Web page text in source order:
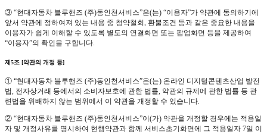
③ “현대자동차 블루핸즈 (주)동인천서비스”은(는) “이용자”가 약관에 동의하기에
앞서 약관에 정하여져 있는 내용 중 청약철회, 환불조건 등과 같은 중요한 내용을
이용자가 쉽게 이해할 수 있도록 별도의 연결화면 또는 팝업화면 등을 제공하여
“이용자”의 확인을 구합니다.
제5조 [약관의 개정 등]
① “현대자동차 블루핸즈 (주)동인천서비스”은(는) 온라인 디지털콘텐츠산업 발전
법, 전자상거래 등에서의 소비자보호에 관한 법률, 약관의 규제에 관한 법률 등 관
련법을 위배하지 않는 범위에서 이 약관을 개정할 수 있습니다.
② “현대자동차 블루핸즈 (주)동인천서비스”이(가) 약관을 개정할 경우에는 적용일
자 및 개정사유를 명시하여 현행약관과 함께 서비스초기화면에 그 적용일자 7일 이